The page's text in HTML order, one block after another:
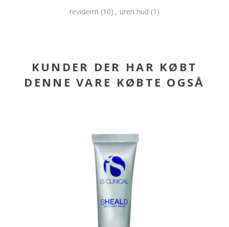
reviderm (10) , uren hud (1)
KUNDER DER HAR KØBT
DENNE VARE KØBTE OGSÅ